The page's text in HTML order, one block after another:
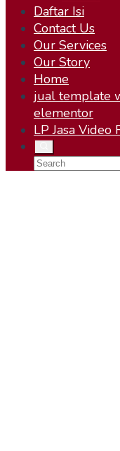
Daftar Isi
Contact Us
Our Services
Our Story
Home
jual template
elementor
LP Jasa Video